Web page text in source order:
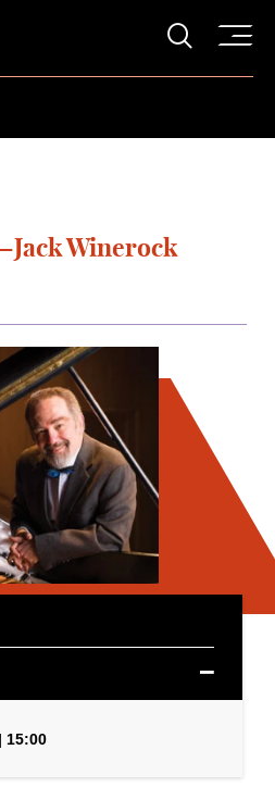
打開
Winerock
15:00